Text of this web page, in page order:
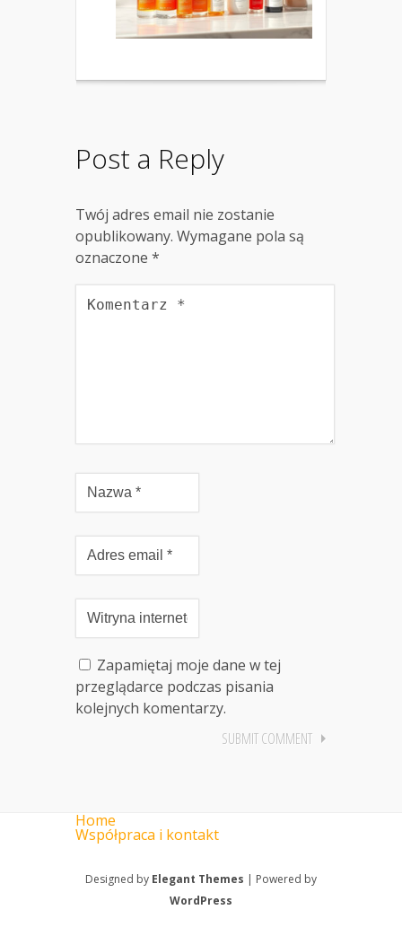
Post a Reply
Twój adres email nie zostanie
opublikowany. Wymagane pola są
oznaczone *
Zapamiętaj moje dane w tej
przeglądarce podczas pisania
kolejnych komentarzy.
Home
Współpraca i kontakt
Designed by Elegant Themes | Powered by
WordPress